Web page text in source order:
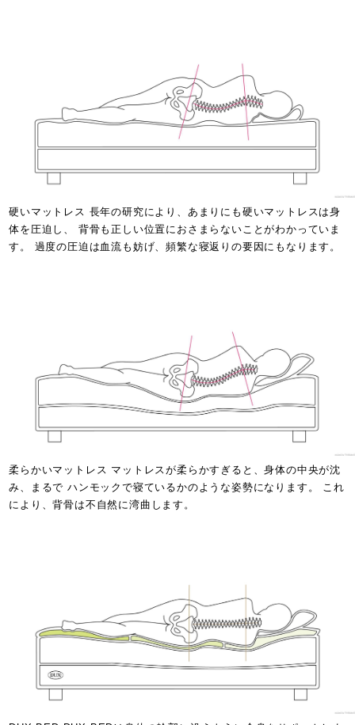
硬いマットレス 長年の研究により、あまりにも硬いマットレスは身
体を圧迫し、 背骨も正しい位置におさまらないことがわかっていま
す。 過度の圧迫は血流も妨げ、頻繁な寝返りの要因にもなります。
柔らかいマットレス マットレスが柔らかすぎると、身体の中央が沈
み、まるで ハンモックで寝ているかのような姿勢になります。 これ
により、背骨は不自然に湾曲します。